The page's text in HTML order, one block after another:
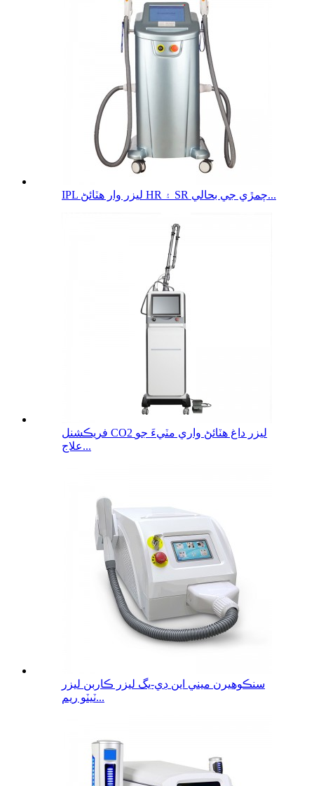
IPL ليزر وار هٽائڻ HR ۽ SR چمڙي جي بحالي...
فريڪشنل CO2 ليزر داغ هٽائڻ واري مٽيءَ جو
علاج...
سنڪوهيرن ميني اين ڊي-يگ ليزر ڪاربن ليزر
ٽيٽو ريم...